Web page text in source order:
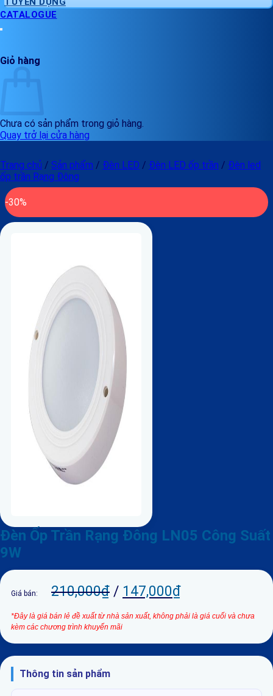
CATALOGUE
Giỏ hàng
Chưa có sản phẩm trong giỏ hàng.
Quay trở lại cửa hàng
Trang chủ / Sản phẩm / Đèn LED / Đèn LED ốp trần / Đèn led
ốp trần Rạng Đông
-30%
Đèn Ốp Trần Rạng Đông LN05 Công Suất
9W
Giá bán: 210,000₫ / 147,000₫
*Đây là giá bán lẻ đề xuất từ nhà sản xuất, không phải là giá cuối và chưa
kèm các chương trình khuyến mãi
Thông tin sản phẩm